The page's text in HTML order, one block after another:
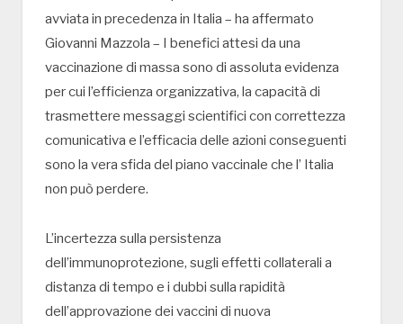
avviata in precedenza in Italia – ha affermato
Giovanni Mazzola – I benefici attesi da una
vaccinazione di massa sono di assoluta evidenza
per cui l’efficienza organizzativa, la capacità di
trasmettere messaggi scientifici con correttezza
comunicativa e l’efficacia delle azioni conseguenti
sono la vera sfida del piano vaccinale che l’ Italia
non può perdere.
L’incertezza sulla persistenza
dell’immunoprotezione, sugli effetti collaterali a
distanza di tempo e i dubbi sulla rapidità
dell’approvazione dei vaccini di nuova